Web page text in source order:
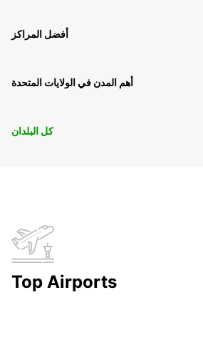
أفضل المراكز
أهم المدن في الولايات المتحدة
كل البلدان
Top Airports